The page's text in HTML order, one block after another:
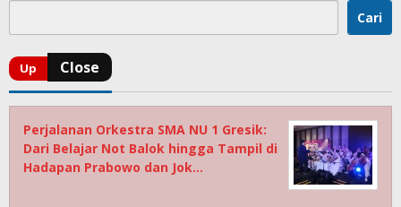
Cari
Perjalanan Orkestra SMA NU 1 Gresik:
Dari Belajar Not Balok hingga Tampil di
Hadapan Prabowo dan Jok…